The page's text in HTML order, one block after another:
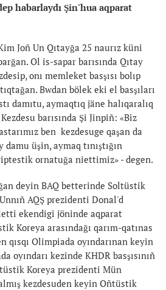
habarlaydı Şin'hua aqparat
Joñ Un Qıtayğa 25 naurız küni
Ol is-sapar barısında Qıtay
onı memleket basşısı bolıp
Bwdan bölek eki el basşıları
damıtu, aymaqtıq jäne halıqaralıq
barısında Şi Jinpiñ: «Biz
ben kezdesuge qaşan da
damu üşin, aymaq tınıştığın
ornatuğa niettimiz» - degen.
deyin BAQ betterinde Soltüstik
AQŞ prezidenti Donal'd
ekendigi jöninde aqparat
Koreya arasındağı qarım-qatınas
qısqı Olimpiada oyındarınan keyin
oyındarı kezinde KHDR basşısınıñ
Koreya prezidenti Mün
kezdesuden keyin Oñtüstik